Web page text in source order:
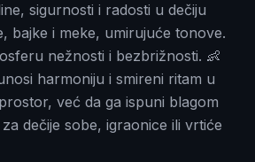
sigurnosti i radosti u dečiju
bajke i meke, umirujuće tonove.
nežnosti i bezbrižnosti. 👶
harmoniju i smireni ritam u
već da ga ispuni blagom
dečije sobe, igraonice ili vrtiće